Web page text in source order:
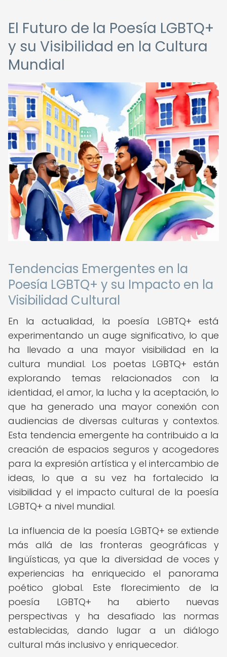
El Futuro de la Poesía LGBTQ+
y su Visibilidad en la Cultura
Mundial
Tendencias Emergentes en la
Poesía LGBTQ+ y su Impacto en la
Visibilidad Cultural
En la actualidad, la poesía LGBTQ+ está
experimentando un auge significativo, lo que
ha llevado a una mayor visibilidad en la
cultura mundial. Los poetas LGBTQ+ están
explorando temas relacionados con la
identidad, el amor, la lucha y la aceptación, lo
que ha generado una mayor conexión con
audiencias de diversas culturas y contextos.
Esta tendencia emergente ha contribuido a la
creación de espacios seguros y acogedores
para la expresión artística y el intercambio de
ideas, lo que a su vez ha fortalecido la
visibilidad y el impacto cultural de la poesía
LGBTQ+ a nivel mundial.
La influencia de la poesía LGBTQ+ se extiende
más allá de las fronteras geográficas y
lingüísticas, ya que la diversidad de voces y
experiencias ha enriquecido el panorama
poético global. Este florecimiento de la
poesía LGBTQ+ ha abierto nuevas
perspectivas y ha desafiado las normas
establecidas, dando lugar a un diálogo
cultural más inclusivo y enriquecedor.